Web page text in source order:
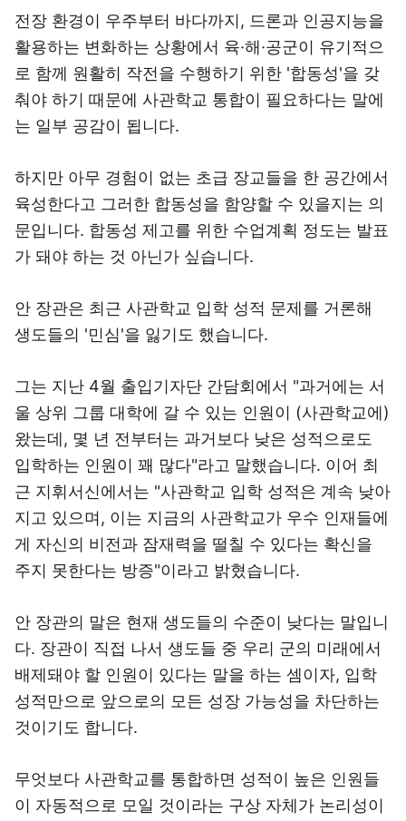
전장 환경이 우주부터 바다까지, 드론과 인공지능을
활용하는 변화하는 상황에서 육·해·공군이 유기적으
로 함께 원활히 작전을 수행하기 위한 '합동성'을 갖
춰야 하기 때문에 사관학교 통합이 필요하다는 말에
는 일부 공감이 됩니다.
하지만 아무 경험이 없는 초급 장교들을 한 공간에서
육성한다고 그러한 합동성을 함양할 수 있을지는 의
문입니다. 합동성 제고를 위한 수업계획 정도는 발표
가 돼야 하는 것 아닌가 싶습니다.
안 장관은 최근 사관학교 입학 성적 문제를 거론해
생도들의 '민심'을 잃기도 했습니다.
그는 지난 4월 출입기자단 간담회에서 "과거에는 서
울 상위 그룹 대학에 갈 수 있는 인원이 (사관학교에)
왔는데, 몇 년 전부터는 과거보다 낮은 성적으로도
입학하는 인원이 꽤 많다"라고 말했습니다. 이어 최
근 지휘서신에서는 "사관학교 입학 성적은 계속 낮아
지고 있으며, 이는 지금의 사관학교가 우수 인재들에
게 자신의 비전과 잠재력을 떨칠 수 있다는 확신을
주지 못한다는 방증"이라고 밝혔습니다.
안 장관의 말은 현재 생도들의 수준이 낮다는 말입니
다. 장관이 직접 나서 생도들 중 우리 군의 미래에서
배제돼야 할 인원이 있다는 말을 하는 셈이자, 입학
성적만으로 앞으로의 모든 성장 가능성을 차단하는
것이기도 합니다.
무엇보다 사관학교를 통합하면 성적이 높은 인원들
이 자동적으로 모일 것이라는 구상 자체가 논리성이